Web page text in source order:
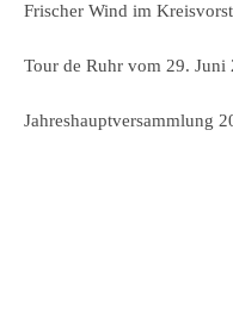
Frischer Wind im
Tour de Ruhr vom 29.
Jahreshauptversammlung